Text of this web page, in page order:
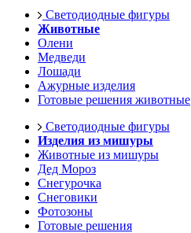
Светодиодные фигуры
Животные
Олени
Медведи
Лошади
Ажурные изделия
Готовые решения животные
Светодиодные фигуры
Изделия из мишуры
Животные из мишуры
Дед Мороз
Снегурочка
Снеговики
Фотозоны
Готовые решения